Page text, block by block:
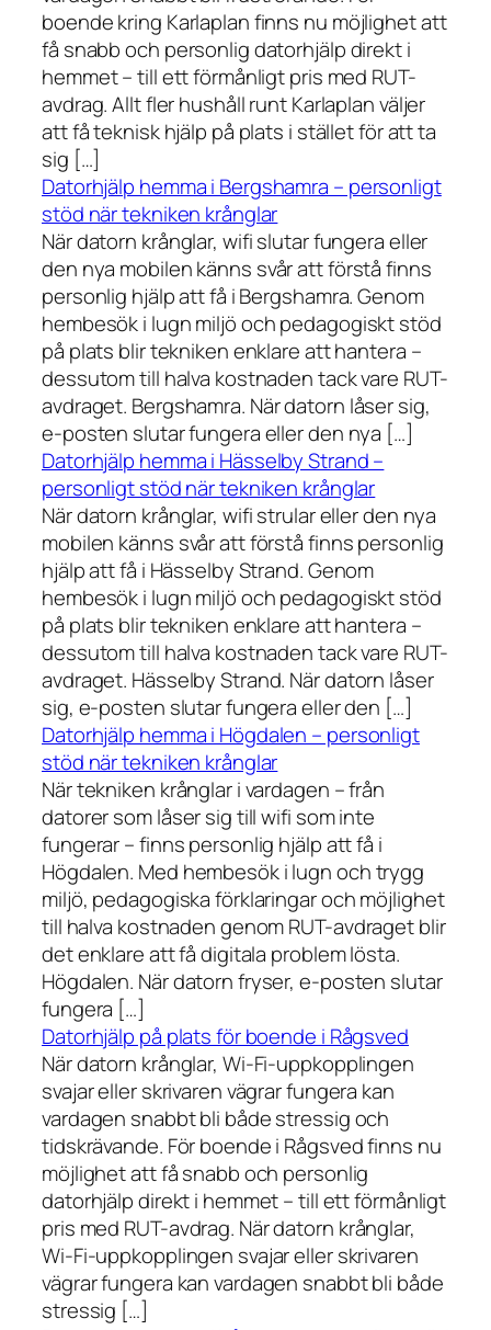
boende kring Karlaplan finns nu möjlighet att
få snabb och personlig datorhjälp direkt i
hemmet – till ett förmånligt pris med RUT-
avdrag. Allt fler hushåll runt Karlaplan väljer
att få teknisk hjälp på plats i stället för att ta
sig […]
Datorhjälp hemma i Bergshamra – personligt
stöd när tekniken krånglar
När datorn krånglar, wifi slutar fungera eller
den nya mobilen känns svår att förstå finns
personlig hjälp att få i Bergshamra. Genom
hembesök i lugn miljö och pedagogiskt stöd
på plats blir tekniken enklare att hantera –
dessutom till halva kostnaden tack vare RUT-
avdraget. Bergshamra. När datorn låser sig,
e-posten slutar fungera eller den nya […]
Datorhjälp hemma i Hässelby Strand –
personligt stöd när tekniken krånglar
När datorn krånglar, wifi strular eller den nya
mobilen känns svår att förstå finns personlig
hjälp att få i Hässelby Strand. Genom
hembesök i lugn miljö och pedagogiskt stöd
på plats blir tekniken enklare att hantera –
dessutom till halva kostnaden tack vare RUT-
avdraget. Hässelby Strand. När datorn låser
sig, e-posten slutar fungera eller den […]
Datorhjälp hemma i Högdalen – personligt
stöd när tekniken krånglar
När tekniken krånglar i vardagen – från
datorer som låser sig till wifi som inte
fungerar – finns personlig hjälp att få i
Högdalen. Med hembesök i lugn och trygg
miljö, pedagogiska förklaringar och möjlighet
till halva kostnaden genom RUT-avdraget blir
det enklare att få digitala problem lösta.
Högdalen. När datorn fryser, e-posten slutar
fungera […]
Datorhjälp på plats för boende i Rågsved
När datorn krånglar, Wi-Fi-uppkopplingen
svajar eller skrivaren vägrar fungera kan
vardagen snabbt bli både stressig och
tidskrävande. För boende i Rågsved finns nu
möjlighet att få snabb och personlig
datorhjälp direkt i hemmet – till ett förmånligt
pris med RUT-avdrag. När datorn krånglar,
Wi-Fi-uppkopplingen svajar eller skrivaren
vägrar fungera kan vardagen snabbt bli både
stressig […]